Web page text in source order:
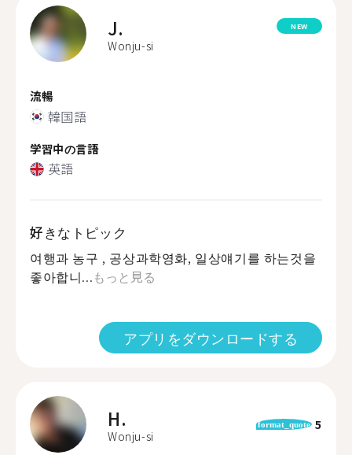
J.
Wonju-si
NEW
流暢
韓国語
学習中の言語
英語
好きなトピック
여행과 농구 , 공상과학영화, 일상얘기를 하는것을
좋아합니...もっと見る
アプリをダウンロードする
H.
Wonju-si
format_quote 5